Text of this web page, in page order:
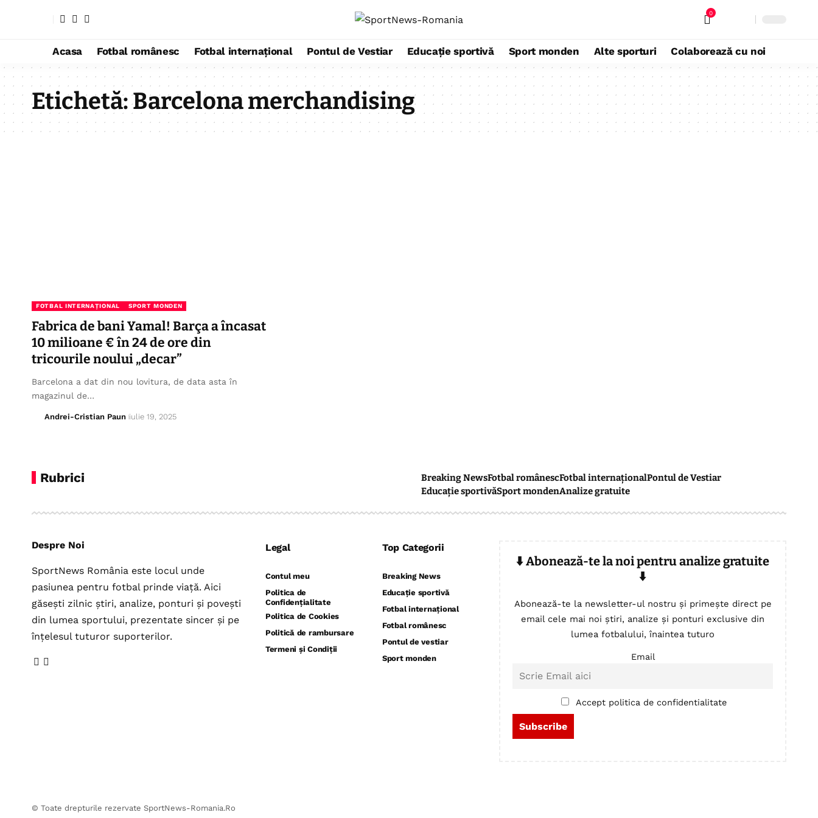
0
Acasa Fotbal românesc Fotbal internațional Pontul de Vestiar Educație sportivă Sport monden Alte sporturi Colaborează cu noi
Etichetă:Barcelona merchandising
FOTBAL INTERNAȚIONAL SPORT MONDEN
Fabrica de bani Yamal! Barça a încasat
10 milioane € în 24 de ore din
tricourile noului „decar”
Barcelona a dat din nou lovitura, de data asta în
magazinul de…
Andrei-Cristian Paun iulie 19, 2025
Rubrici Breaking NewsFotbal românescFotbal internaționalPontul de Vestiar
Educație sportivăSport mondenAnalize gratuite
Despre Noi
SportNews România este locul unde
pasiunea pentru fotbal prinde viață. Aici
găsești zilnic știri, analize, ponturi și povești
din lumea sportului, prezentate sincer și pe
înțelesul tuturor suporterilor.
Legal
Contul meu
Politica de
Confidențialitate
Politica de Cookies
Politică de rambursare
Termeni și Condiții
Top Categorii
Breaking News
Educație sportivă
Fotbal internațional
Fotbal românesc
Pontul de vestiar
Sport monden
⬇️ Abonează-te la noi pentru analize gratuite
⬇️
Abonează-te la newsletter-ul nostru și primește direct pe
email cele mai noi știri, analize și ponturi exclusive din
lumea fotbalului, înaintea tuturo
Email
Accept politica de confidentialitate
© Toate drepturile rezervate SportNews-Romania.Ro